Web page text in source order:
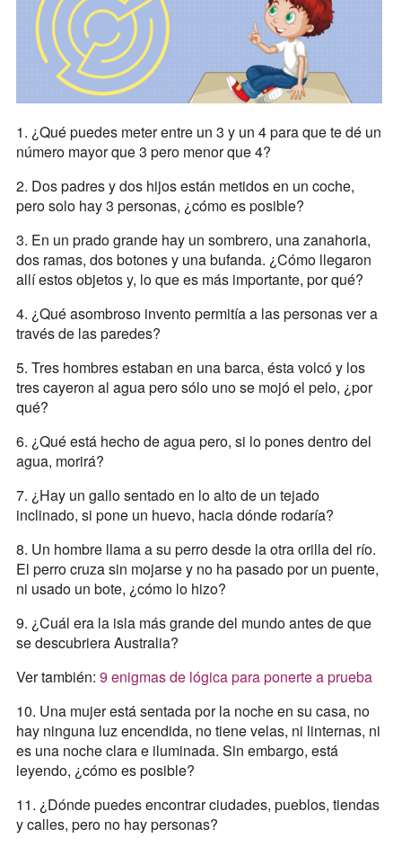
1. ¿Qué puedes meter entre un 3 y un 4 para que te dé un
número mayor que 3 pero menor que 4?
2. Dos padres y dos hijos están metidos en un coche,
pero solo hay 3 personas, ¿cómo es posible?
3. En un prado grande hay un sombrero, una zanahoria,
dos ramas, dos botones y una bufanda. ¿Cómo llegaron
allí estos objetos y, lo que es más importante, por qué?
4. ¿Qué asombroso invento permitía a las personas ver a
través de las paredes?
5. Tres hombres estaban en una barca, ésta volcó y los
tres cayeron al agua pero sólo uno se mojó el pelo, ¿por
qué?
6. ¿Qué está hecho de agua pero, si lo pones dentro del
agua, morirá?
7. ¿Hay un gallo sentado en lo alto de un tejado
inclinado, si pone un huevo, hacia dónde rodaría?
8. Un hombre llama a su perro desde la otra orilla del río.
El perro cruza sin mojarse y no ha pasado por un puente,
ni usado un bote, ¿cómo lo hizo?
9. ¿Cuál era la isla más grande del mundo antes de que
se descubriera Australia?
Ver también: 9 enigmas de lógica para ponerte a prueba
10. Una mujer está sentada por la noche en su casa, no
hay ninguna luz encendida, no tiene velas, ni linternas, ni
es una noche clara e iluminada. Sin embargo, está
leyendo, ¿cómo es posible?
11. ¿Dónde puedes encontrar ciudades, pueblos, tiendas
y calles, pero no hay personas?